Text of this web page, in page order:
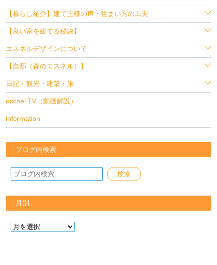
【暮らし紹介】建て主様の声・住まい方の工夫
【良い家を建てる秘訣】
エスネルデザインについて
【自邸（森のエスネル）】
日記・観光・建築・旅
escnel TV（動画解説）
information
ブログ内検索
月別